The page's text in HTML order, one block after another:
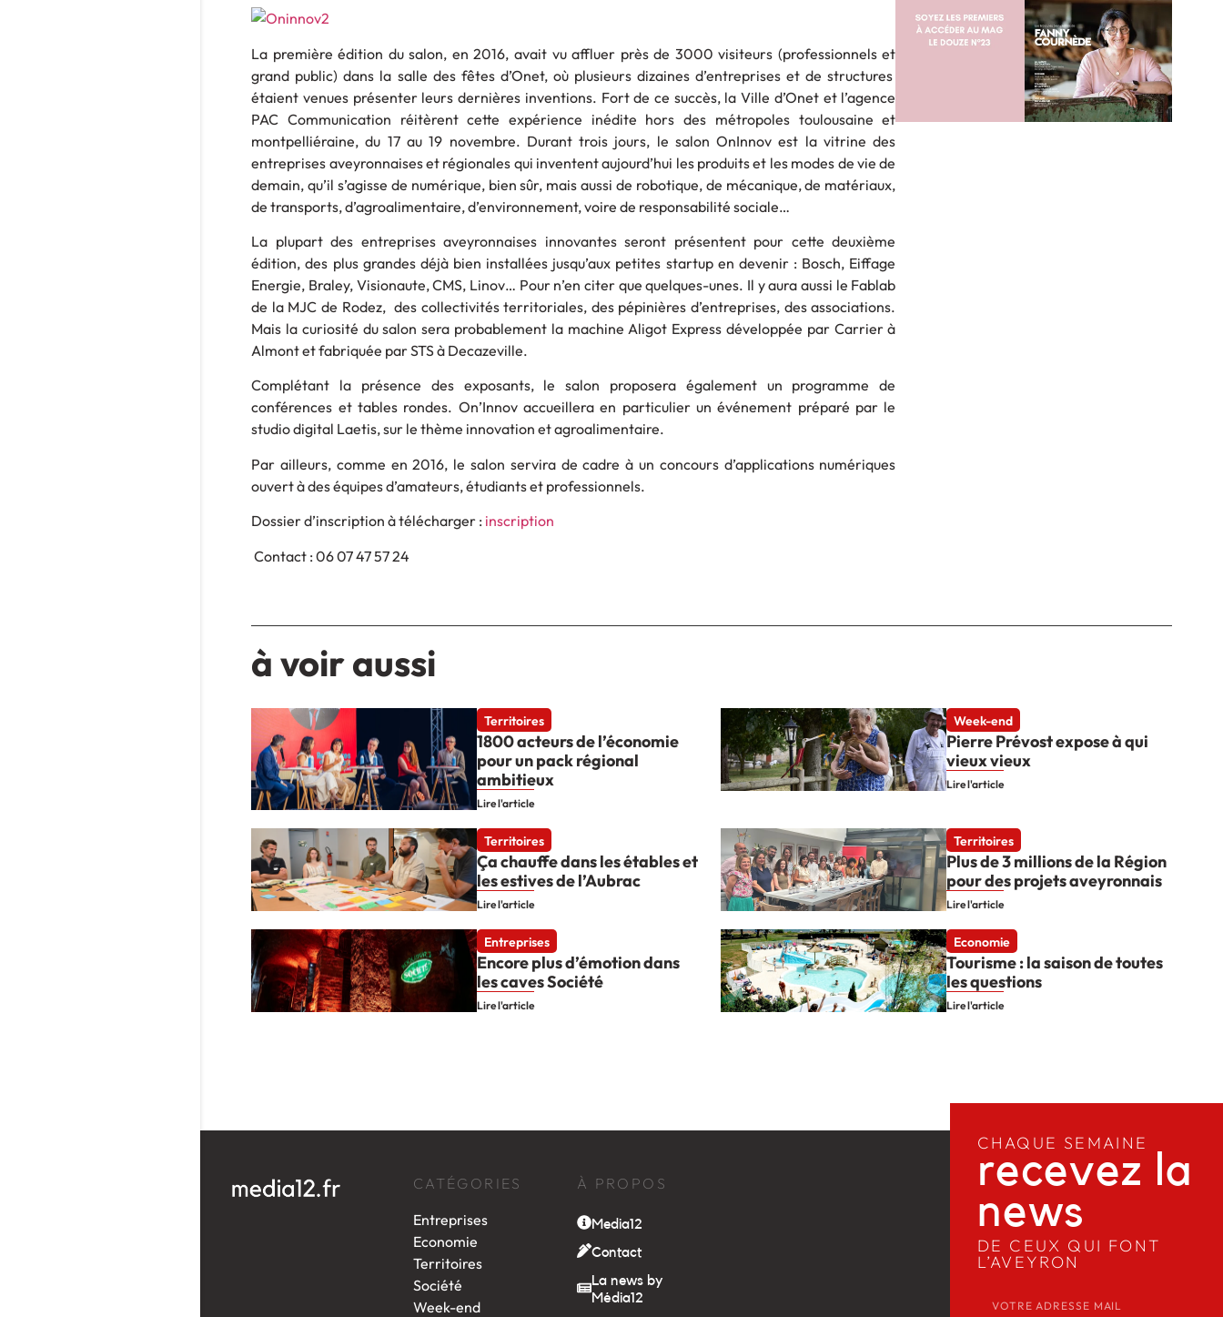
La première édition du salon, en 2016, avait vu affluer près de 3000 visiteurs (professionnels et
grand public) dans la salle des fêtes d’Onet, où plusieurs dizaines d’entreprises et de structures
étaient venues présenter leurs dernières inventions. Fort de ce succès, la Ville d’Onet et l’agence
PAC Communication réitèrent cette expérience inédite hors des métropoles toulousaine et
montpelliéraine, du 17 au 19 novembre. Durant trois jours, le salon OnInnov est la vitrine des
entreprises aveyronnaises et régionales qui inventent aujourd’hui les produits et les modes de vie de
demain, qu’il s’agisse de numérique, bien sûr, mais aussi de robotique, de mécanique, de matériaux,
de transports, d’agroalimentaire, d’environnement, voire de responsabilité sociale…
La plupart des entreprises aveyronnaises innovantes seront présentent pour cette deuxième
édition, des plus grandes déjà bien installées jusqu’aux petites startup en devenir : Bosch, Eiffage
Energie, Braley, Visionaute, CMS, Linov… Pour n’en citer que quelques-unes. Il y aura aussi le Fablab
de la MJC de Rodez, des collectivités territoriales, des pépinières d’entreprises, des associations.
Mais la curiosité du salon sera probablement la machine Aligot Express développée par Carrier à
Almont et fabriquée par STS à Decazeville.
Complétant la présence des exposants, le salon proposera également un programme de
conférences et tables rondes. On’Innov accueillera en particulier un événement préparé par le
studio digital Laetis, sur le thème innovation et agroalimentaire.
Par ailleurs, comme en 2016, le salon servira de cadre à un concours d’applications numériques
ouvert à des équipes d’amateurs, étudiants et professionnels.
Dossier d’inscription à télécharger : inscription
Contact : 06 07 47 57 24
à voir aussi
Territoires
1800 acteurs de l’économie
pour un pack régional
ambitieux
Lire l'article
Week-end
Pierre Prévost expose à qui
vieux vieux
Lire l'article
Territoires
Ça chauffe dans les étables et
les estives de l’Aubrac
Lire l'article
Territoires
Plus de 3 millions de la Région
pour des projets aveyronnais
Lire l'article
Entreprises
Encore plus d’émotion dans
les caves Société
Lire l'article
Economie
Tourisme : la saison de toutes
les questions
Lire l'article
CATÉGORIES
Entreprises
Economie
Territoires
Société
Week-end
À PROPOS
Media12
Contact
La news by
Média12
CHAQUE SEMAINE
recevez la
news​
DE CEUX QUI FONT
L’AVEYRON